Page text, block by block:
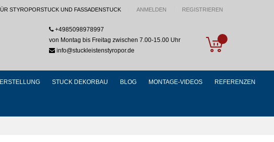
STYROPORSTUCK UND FASSADENSTUCK ANMELDEN REGISTRIEREN
My Cart
+4985098978997
von Montag bis Freitag zwischen 7.00-15.00 Uhr
info@stuckleistenstyropor.de
STUCK DEKORBAU BLOG MONTAGE-VIDEOS REFERENZEN